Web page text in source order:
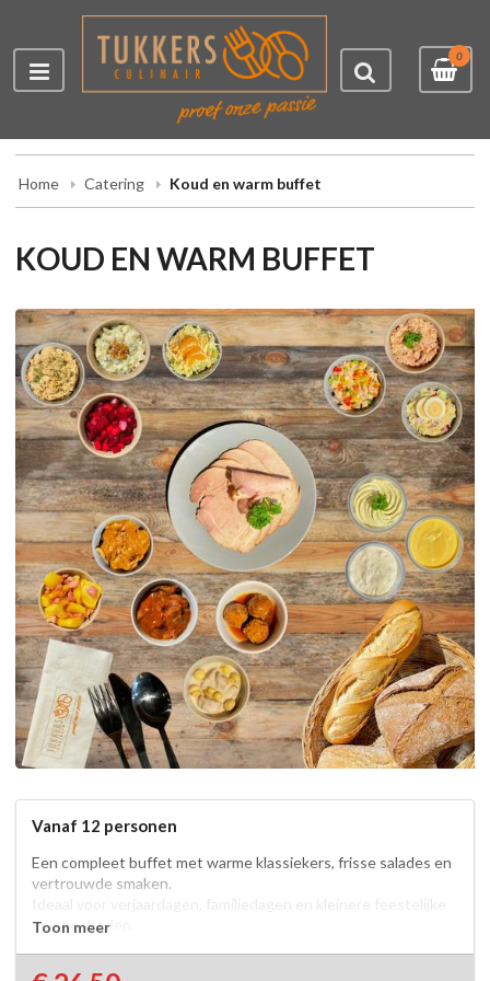
0
Home Catering Koud en warm buffet
KOUD EN WARM BUFFET
Vanaf 12 personen
Een compleet buffet met warme klassiekers, frisse salades en
vertrouwde smaken.
Ideaal voor verjaardagen, familiedagen en kleinere feestelijke
gelegenheden.
Toon meer